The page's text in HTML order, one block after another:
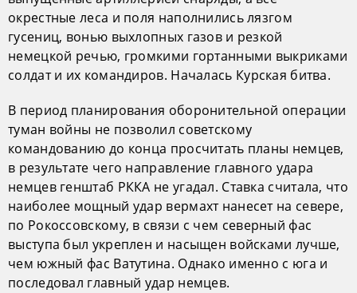
окрестные леса и поля наполнились лязгом
гусениц, вонью выхлопных газов и резкой
немецкой речью, громкими гортанными выкриками
солдат и их командиров. Началась Курская битва.
В период планирования оборонительной операции
туман войны не позволил советскому
командованию до конца просчитать планы немцев,
в результате чего направление главного удара
немцев генштаб РККА не угадал. Ставка считала, что
наиболее мощный удар вермахт нанесет на севере,
по Рокоссовскому, в связи с чем северный фас
выступа был укреплен и насыщен войсками лучше,
чем южный фас Ватутина. Однако именно с юга и
последовал главный удар немцев.